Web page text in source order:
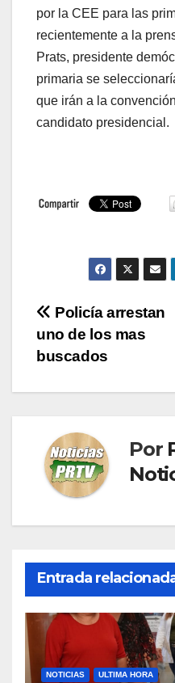
por la CEE para las
recientemente a la
Prats, presidente
primaria se
que irán a la
candidato presidencial.
Navegación
de
entradas
Policía arrestan
uno de los mas
buscados
Por
Entrada
NOTICIAS ULTIMA HORA